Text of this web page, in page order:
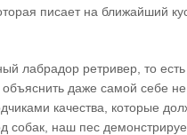
писает на ближайший
лабрадор ретривер, то есть
объяснить даже самой себе не
качества, которые
собак, наш пес